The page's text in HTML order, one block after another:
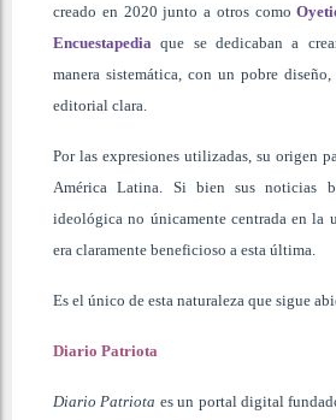
creado en 2020 junto a otros como
Encuestapedia que se dedicaban a
manera sistemática, con un pobre
editorial clara.
Por las expresiones utilizadas, su origen
América Latina. Si bien sus noticias
ideológica no únicamente centrada en la
era claramente beneficioso a esta última.
Es el único de esta naturaleza que sigue
Diario Patriota
Diario Patriota es un portal digital